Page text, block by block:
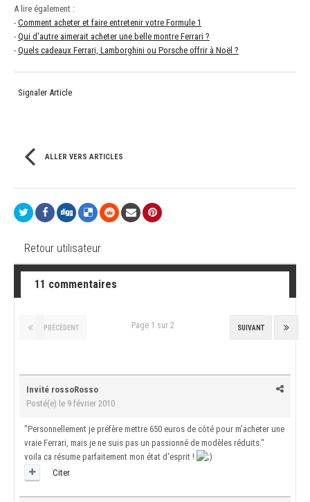
A lire également :
- Comment acheter et faire entretenir votre Formule 1
- Qui d’autre aimerait acheter une belle montre Ferrari ?
- Quels cadeaux Ferrari, Lamborghini ou Porsche offrir à Noël ?
Signaler Article
ALLER VERS ARTICLES
Retour utilisateur
11 commentaires
PRÉCÉDENT SUIVANT
Page 1 sur 2
Invité rossoRosso
Posté(e) le 9 février 2010
"Personnellement je préfère mettre 650 euros de côté pour m’acheter une
vraie Ferrari, mais je ne suis pas un passionné de modèles réduits."
voila ca résume parfaitement mon état d'esprit !
Citer